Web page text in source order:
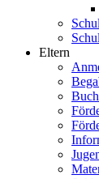
Eltern